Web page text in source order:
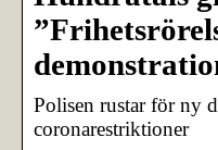
Polisen rustar för ny
coronarestriktioner